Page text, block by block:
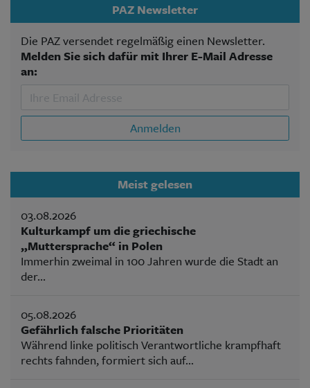
PAZ Newsletter
Die PAZ versendet regelmäßig einen Newsletter.
Melden Sie sich dafür mit Ihrer E-Mail Adresse
an:
Anmelden
Meist gelesen
03.08.2026
Kulturkampf um die griechische
„Muttersprache“ in Polen
Immerhin zweimal in 100 Jahren wurde die Stadt an
der...
05.08.2026
Gefährlich falsche Prioritäten
Während linke politisch Verantwortliche krampfhaft
rechts fahnden, formiert sich auf...